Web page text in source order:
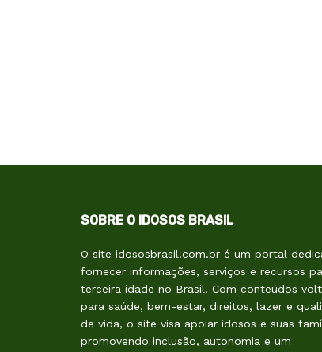
SOBRE O IDOSOS BRASIL
O site idososbrasil.com.br é um portal
fornecer informações, serviços e recursos
terceira idade no Brasil. Com conteúdos
para saúde, bem-estar, direitos, lazer e
de vida, o site visa apoiar idosos e suas
promovendo inclusão, autonomia e um